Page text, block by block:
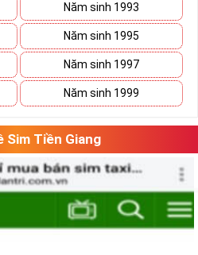
Năm sinh 1993
Năm sinh 1995
Năm sinh 1997
Năm sinh 1999
Sim Tiền Giang